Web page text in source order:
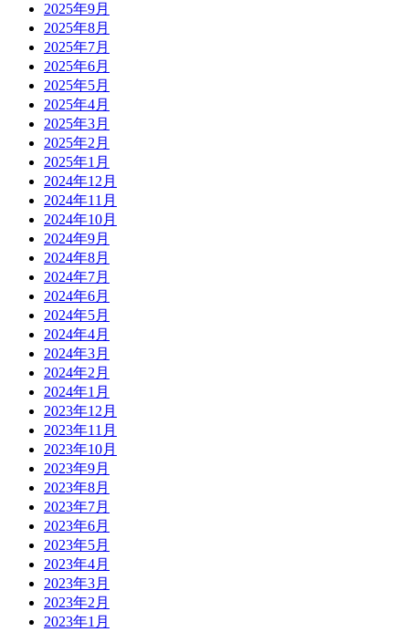
2025年9月
2025年8月
2025年7月
2025年6月
2025年5月
2025年4月
2025年3月
2025年2月
2025年1月
2024年12月
2024年11月
2024年10月
2024年9月
2024年8月
2024年7月
2024年6月
2024年5月
2024年4月
2024年3月
2024年2月
2024年1月
2023年12月
2023年11月
2023年10月
2023年9月
2023年8月
2023年7月
2023年6月
2023年5月
2023年4月
2023年3月
2023年2月
2023年1月